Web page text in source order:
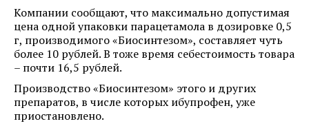
Компании сообщают, что максимально допустимая
цена одной упаковки парацетамола в дозировке 0,5
г, производимого «Биосинтезом», составляет чуть
более 10 рублей. В тоже время себестоимость товара
– почти 16,5 рублей.
Производство «Биосинтезом» этого и других
препаратов, в числе которых ибупрофен, уже
приостановлено.